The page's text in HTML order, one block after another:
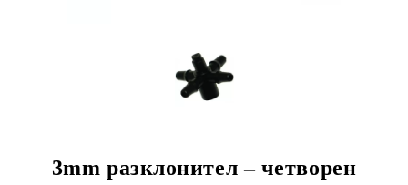
3mm разклонител – четворен